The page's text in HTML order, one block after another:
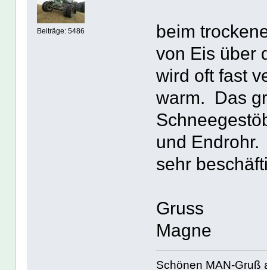
Beiträge: 5486
beim
von Eis über
wird oft fast
warm. Das
und
sehr
Gruss
Magne
Schönen MAN-Gruß